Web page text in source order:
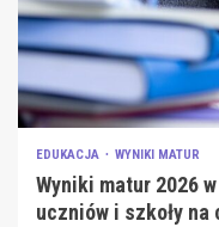
EDUKACJA WYNIKI MATUR
Wyniki matur 2026
uczniów i szkoły na